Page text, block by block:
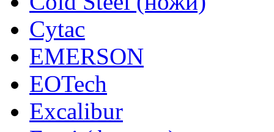
Cytac
EMERSON
EOTech
Excalibur